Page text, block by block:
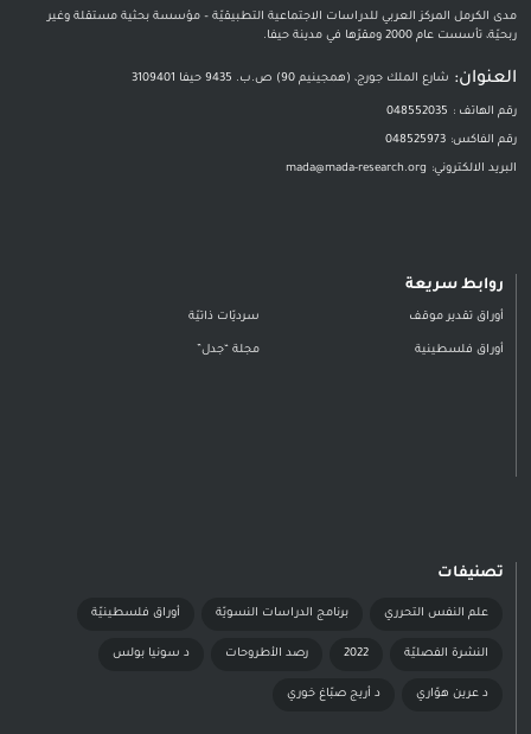
مدى الكرمل المركز العربي للدراسات الاجتماعية التطبيقيّة – مؤسسة بحثية مستقلة وغير
ربحيّة، تأسست عام 2000 ومقرّها في مدينة حيفا.
العنوان: شارع الملك جورج، (همجينيم 90) ص.ب. 9435 حيفا 3109401
رقم الهاتف : 048552035
رقم الفاكس: 048525973
البريد الالكتروني: mada@mada-research.org
روابط سريعة
أوراق تقدير موقف سرديّات ذاتيّة
أوراق فلسطينية مجلة “جدل”
تصنيفات
علم النفس التحرري برنامج الدراسات النسويّة أوراق فلسطينيّة
النشرة الفصليّة 2022 رصد الأطروحات د سونيا بولس
د عرين هوّاري د أريج صبّاغ خوري